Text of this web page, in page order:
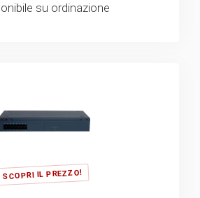
su ordinazione
SCOPRI IL PREZZO!